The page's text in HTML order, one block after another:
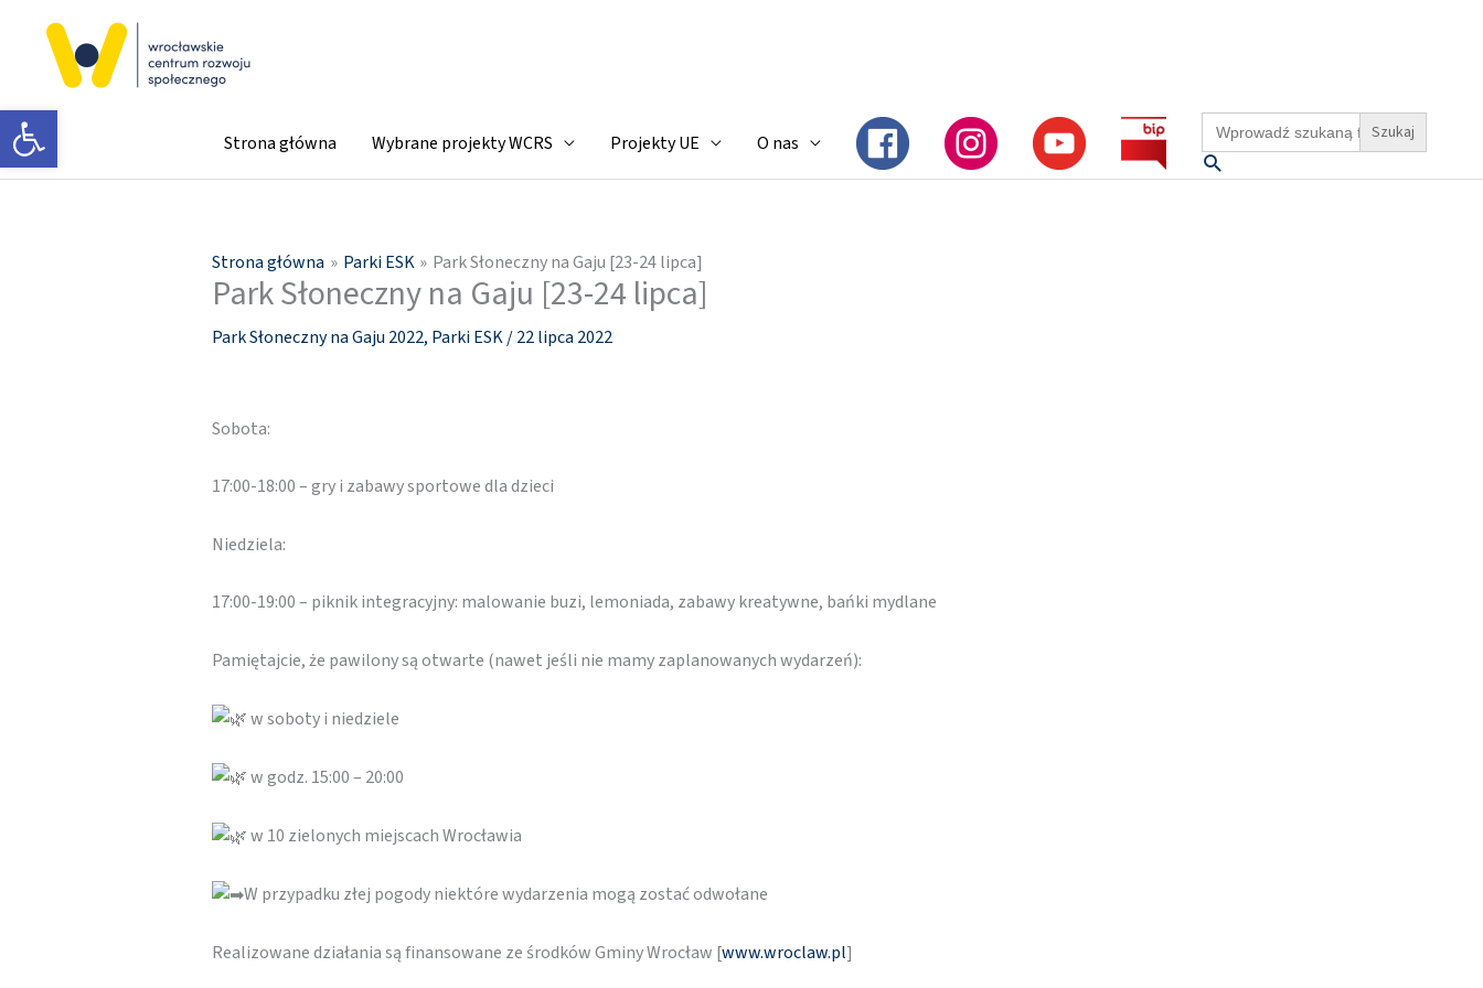
Otwórz pasek narzędzi Strona główna Wybrane projekty WCRS Projekty UE O nas
Search
for:
Szukaj
Strona główna Parki ESK Park Słoneczny na Gaju [23-24 lipca]
Park Słoneczny na Gaju [23-24 lipca]
Park Słoneczny na Gaju 2022, Parki ESK/22 lipca 2022
Sobota:
17:00-18:00 – gry i zabawy sportowe dla dzieci
Niedziela:
17:00-19:00 – piknik integracyjny: malowanie buzi, lemoniada, zabawy kreatywne, bańki mydlane
Pamiętajcie, że pawilony są otwarte (nawet jeśli nie mamy zaplanowanych wydarzeń):
w soboty i niedziele
w godz. 15:00 – 20:00
w 10 zielonych miejscach Wrocławia
W przypadku złej pogody niektóre wydarzenia mogą zostać odwołane
Realizowane działania są finansowane ze środków Gminy Wrocław [www.wroclaw.pl]